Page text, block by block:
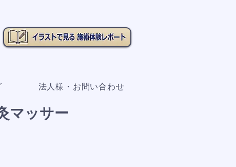
法人様・お問い合わせ
マッサー